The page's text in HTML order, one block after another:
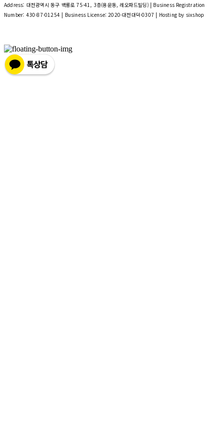
Address: 대전광역시 동구 백룡로 75-41, 3층(용운동, 레오파드빌딩) | Business Registration
Number: 430-87-01254 | Business License:2020-대전대덕-0307 | Hosting by sixshop